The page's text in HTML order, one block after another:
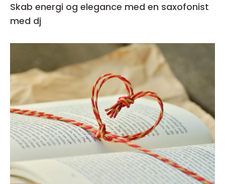
Skab energi og elegance med en saxofonist
med dj